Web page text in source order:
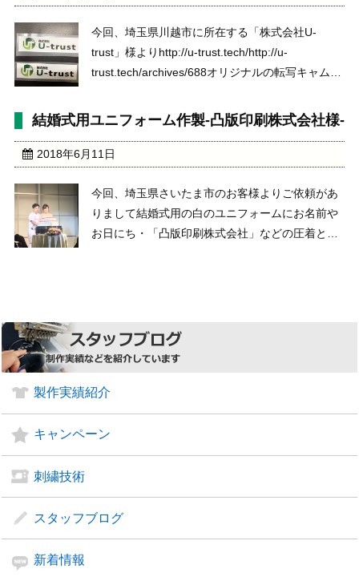
今回、埼玉県川越市に所在する「株式会社U-
trust」様よりhttp://u-trust.tech/http://u-
trust.tech/archives/688オリジナルの転写キャムワ
1.5cm 横8cmの小さなワッペンですが画像をい ...
結婚式用ユニフォーム作製-凸版印刷株式会社様-
2018年6月11日
今回、埼玉県さいたま市のお客様よりご依頼があ
りまして結婚式用の白のユニフォームにお名前や
お日にち・「凸版印刷株式会社」などの圧着と刺
製作実績紹介
キャンペーン
刺繍技術
スタッフブログ
新着情報